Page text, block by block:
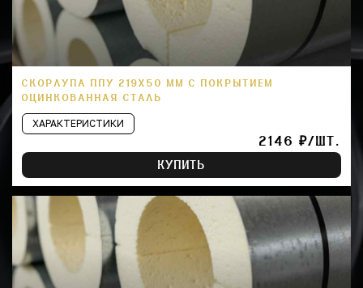
СКОРЛУПА ППУ 219Х50 ММ С ПОКРЫТИЕМ
ОЦИНКОВАННАЯ СТАЛЬ
ХАРАКТЕРИСТИКИ
2146 ₽/ШТ.
КУПИТЬ